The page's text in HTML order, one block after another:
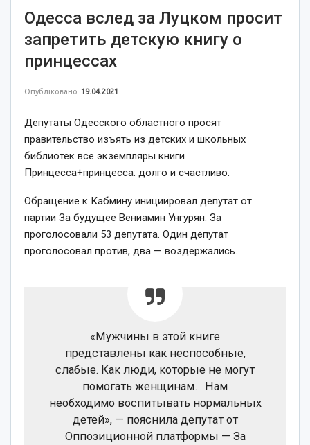
Одесса вслед за Луцком просит
запретить детскую книгу о
принцессах
Опубліковано 19.04.2021
Депутаты Одесского областного просят
правительство изъять из детских и школьных
библиотек все экземпляры книги
Принцесса+принцесса: долго и счастливо.
Обращение к Кабмину инициировал депутат от
партии За будущее Вениамин Унгурян. За
проголосовали 53 депутата. Один депутат
проголосовал против, два — воздержались.
«Мужчины в этой книге
представлены как неспособные,
слабые. Как люди, которые не могут
помогать женщинам… Нам
необходимо воспитывать нормальных
детей», — пояснила депутат от
Оппозиционной платформы — За